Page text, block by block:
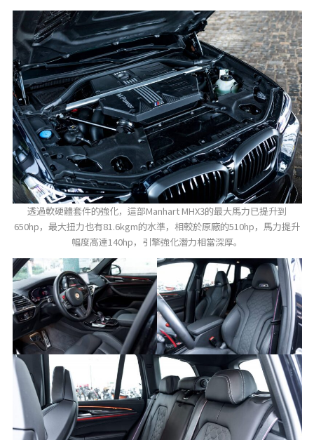
透過軟硬體套件的強化，這部Manhart MHX3的最大馬力已提升到
650hp，最大扭力也有81.6kgm的水準，相較於原廠的510hp，馬力提升
幅度高達140hp，引擎強化潛力相當深厚。